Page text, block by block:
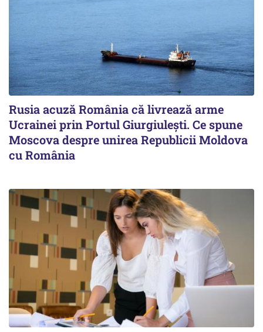
Rusia acuză România că livrează arme
Ucrainei prin Portul Giurgiulești. Ce spune
Moscova despre unirea Republicii Moldova
cu România